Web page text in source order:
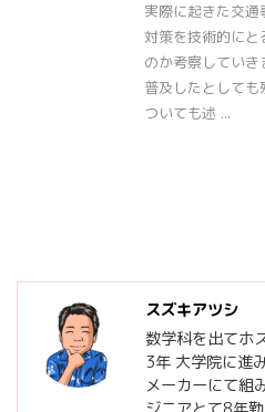
実際に起きた交
対策を技術的にと
のか考察していき
普及したとして
ついても述 ...
スズキアツシ
数学科を出てホ
3年 大学院に進
メーカーにて組